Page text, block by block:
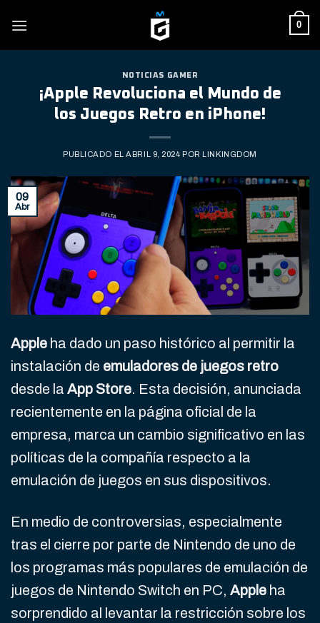
0
NOTICIAS GAMER
¡Apple Revoluciona el Mundo de
los Juegos Retro en iPhone!
PUBLICADO ELABRIL 9, 2024 POR LINKINGDOM
09
Abr
Apple ha dado un paso histórico al permitir la
instalación de emuladores de juegos retro
desde la App Store. Esta decisión, anunciada
recientemente en la página oficial de la
empresa, marca un cambio significativo en las
políticas de la compañía respecto a la
emulación de juegos en sus dispositivos.
En medio de controversias, especialmente
tras el cierre por parte de Nintendo de uno de
los programas más populares de emulación de
juegos de Nintendo Switch en PC, Apple ha
sorprendido al levantar la restricción sobre los